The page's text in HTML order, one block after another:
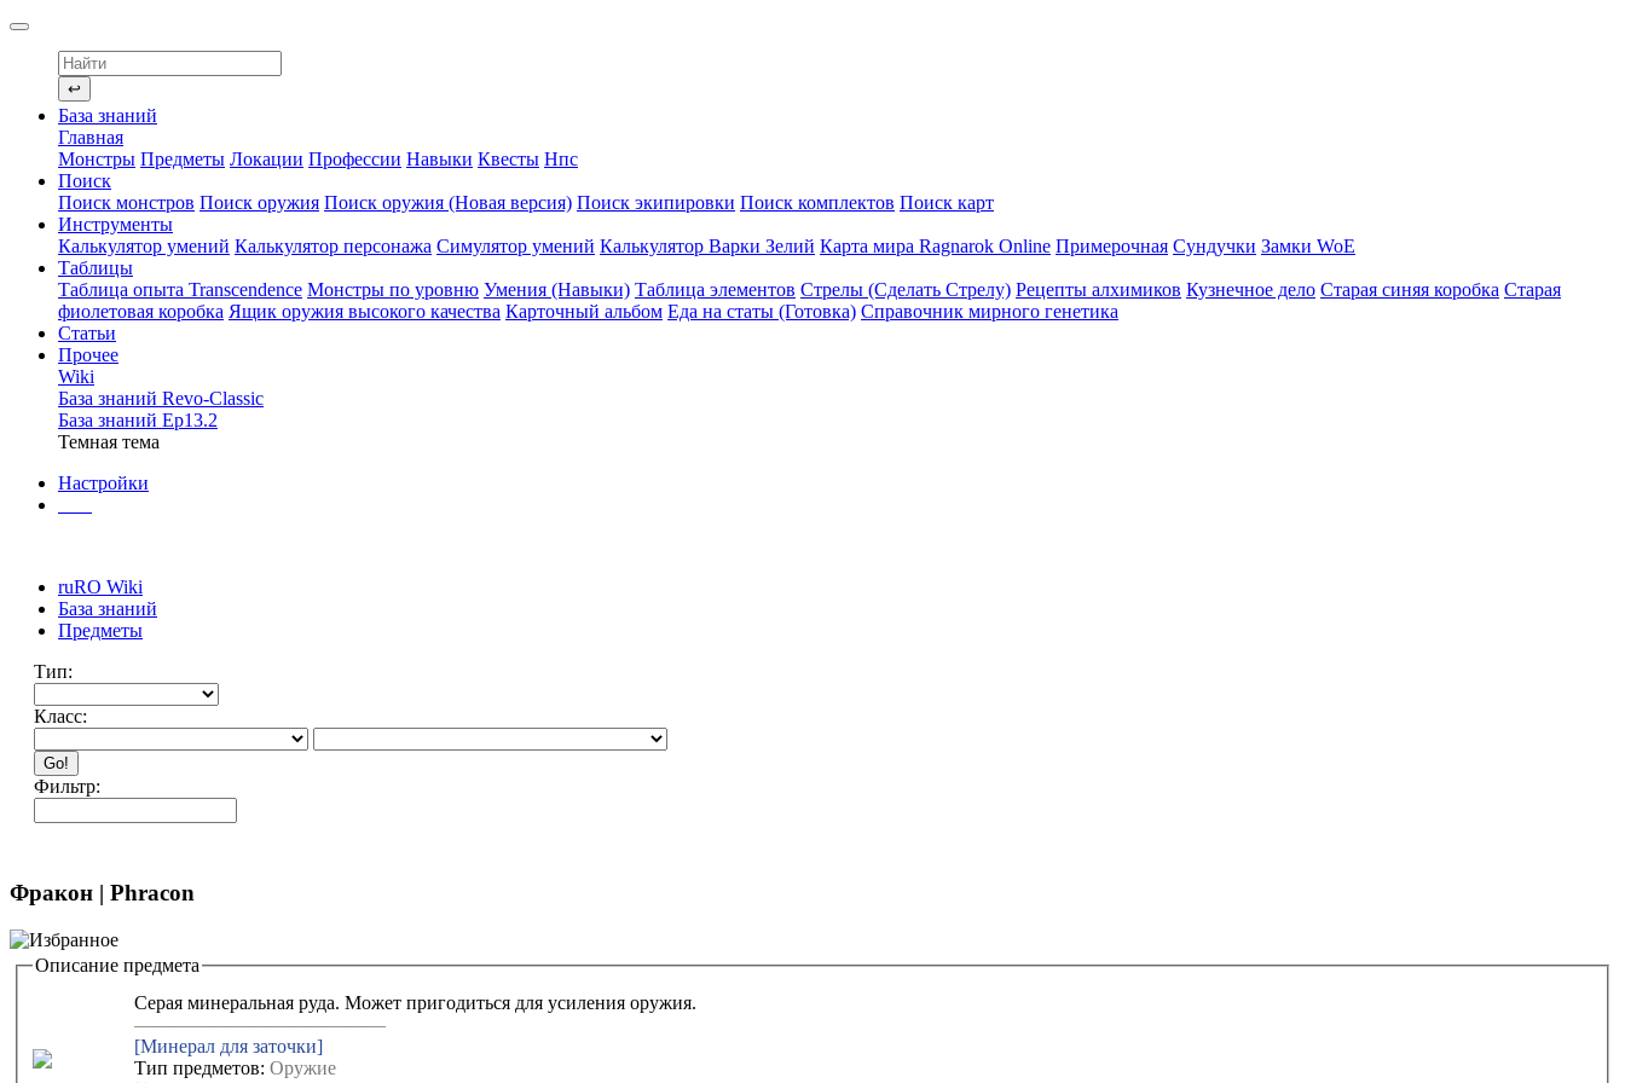
↩
База знаний
Главная
Монстры Предметы Локации Профессии Навыки Квесты Нпс
Поиск
Поиск монстров Поиск оружия Поиск оружия (Новая версия) Поиск экипировки Поиск комплектов Поиск карт
Инструменты
Калькулятор умений Калькулятор персонажа Симулятор умений Калькулятор Варки Зелий Карта мира Ragnarok Online Примерочная Сундучки Замки WoE
Таблицы
Таблица опыта Transcendence Монстры по уровню Умения (Навыки) Таблица элементов Стрелы (Сделать Стрелу) Рецепты алхимиков Кузнечное дело Старая синяя коробка Старая
фиолетовая коробка Ящик оружия высокого качества Карточный альбом Еда на статы (Готовка) Справочник мирного генетика
Статьи
Прочее
Wiki
База знаний Revo-Classic
База знаний Ep13.2
Темная тема
Настройки
ruRO Wiki
База знаний
Предметы
Тип:
Класс:
Go!
Фильтр:
Фракон | Phracon
Описание предмета
Серая минеральная руда. Может пригодиться для усиления оружия.
—————————————
[Минерал для заточки]
Тип предметов: Оружие